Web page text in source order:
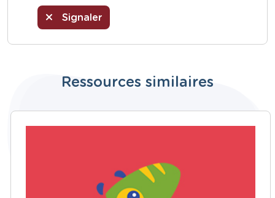
Signaler
Ressources similaires